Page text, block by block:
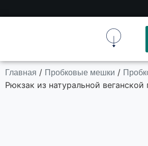
Главная / Пробковые мешки /
Рюкзак из натуральной веганской